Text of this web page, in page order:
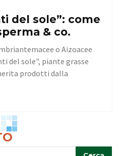
del sole”: come
& co.
o Aizoacee
del sole", piante grasse
prodotti dalla